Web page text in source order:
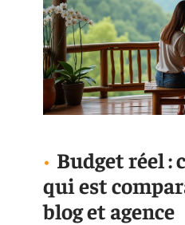
Budget réel :
qui est
blog et agence